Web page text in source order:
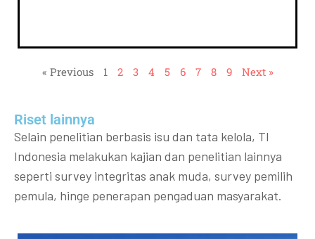
« Previous 1 2 3 4 5 6 7 8 9 Next »
Riset lainnya​​
Selain penelitian berbasis isu dan tata kelola, TI
Indonesia melakukan kajian dan penelitian lainnya
seperti survey integritas anak muda, survey pemilih
pemula, hinge penerapan pengaduan masyarakat.